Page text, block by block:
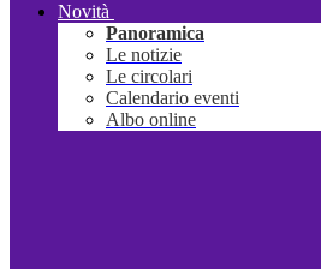
Novità
Panoramica
Le notizie
Le circolari
Calendario eventi
Albo online